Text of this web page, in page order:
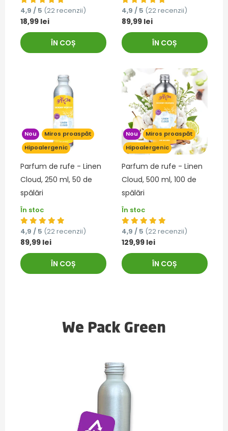
4,9 / 5 (22 recenzii)
18,99 lei
ÎN COȘ
4,9 / 5 (22 recenzii)
89,99 lei
ÎN COȘ
Nou
Miros proaspăt
Hipoalergenic
Parfum de rufe - Linen
Cloud, 250 ml, 50 de
spălări
În stoc
4,9 / 5 (22 recenzii)
89,99 lei
ÎN COȘ
Nou
Miros proaspăt
Hipoalergenic
Parfum de rufe - Linen
Cloud, 500 ml, 100 de
spălări
În stoc
4,9 / 5 (22 recenzii)
129,99 lei
ÎN COȘ
We Pack Green